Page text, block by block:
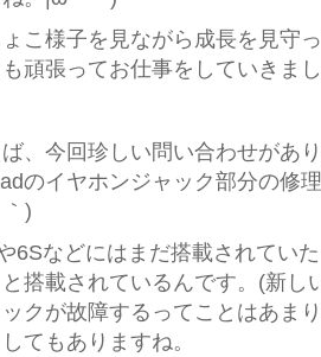
こ様子を見ながら成長を見守
頑張ってお仕事をしていきまし
、今回珍しい問い合わせがあり
のイヤホンジャック部分の修
)
6Sなどにはまだ搭載されてい
と搭載されているんです。(新し
クが故障するってことはあま
てもありますね。